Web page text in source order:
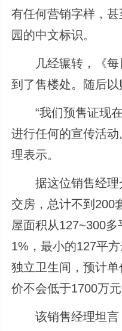
有任何营销字样，
园的中文标识。
几经辗转，《每
到了售楼处。随后以
“我们预售证现在
进行任何的宣传活
理表示。
据这位销售经理
交房，总计不到200
屋面积从127~300
1%，最小的127平
独立卫生间，预计
价不会低于1700万元
该销售经理坦言